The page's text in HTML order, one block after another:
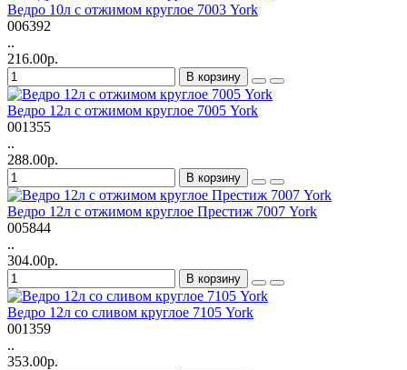
Ведро 10л с отжимом круглое 7003 York
006392
..
216.00р.
В корзину
Ведро 12л с отжимом круглое 7005 York
001355
..
288.00р.
В корзину
Ведро 12л с отжимом круглое Престиж 7007 York
005844
..
304.00р.
В корзину
Ведро 12л со сливом круглое 7105 York
001359
..
353.00р.